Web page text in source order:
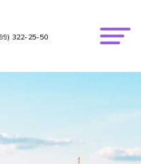
322-25-50